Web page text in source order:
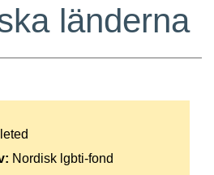
länderna
Nordisk lgbti-fond